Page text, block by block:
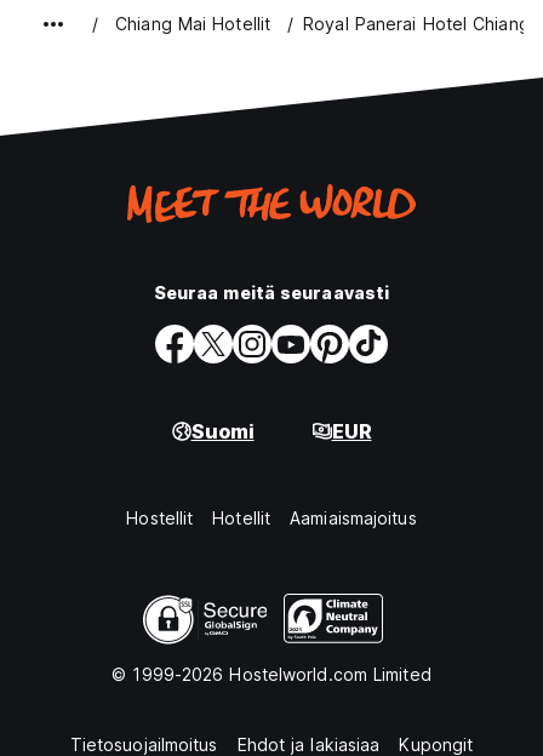
Chiang Mai Hotellit Royal Panerai Hotel Chiang
Seuraa meitä seuraavasti
Suomi EUR
Hostellit Hotellit Aamiaismajoitus
© 1999-2026 Hostelworld.com Limited
Tietosuojailmoitus Ehdot ja lakiasiaa Kupongit